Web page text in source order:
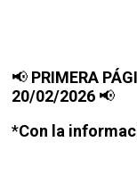
📢 PRIMERA
20/02/2026 📢
*Con la